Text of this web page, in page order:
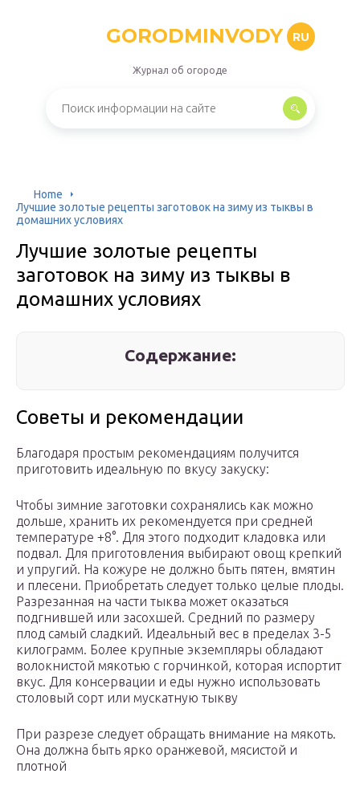
GORODMINVODY RU
Журнал об огороде
Home
Лучшие золотые рецепты заготовок на зиму из тыквы в
домашних условиях
Лучшие золотые рецепты
заготовок на зиму из тыквы в
домашних условиях
Содержание:
Советы и рекомендации
Благодаря простым рекомендациям получится
приготовить идеальную по вкусу закуску:
Чтобы зимние заготовки сохранялись как можно
дольше, хранить их рекомендуется при средней
температуре +8°. Для этого подходит кладовка или
подвал. Для приготовления выбирают овощ крепкий
и упругий. На кожуре не должно быть пятен, вмятин
и плесени. Приобретать следует только целые плоды.
Разрезанная на части тыква может оказаться
подгнившей или засохшей. Средний по размеру
плод самый сладкий. Идеальный вес в пределах 3-5
килограмм. Более крупные экземпляры обладают
волокнистой мякотью с горчинкой, которая испортит
вкус. Для консервации и еды нужно использовать
столовый сорт или мускатную тыкву
При разрезе следует обращать внимание на мякоть.
Она должна быть ярко оранжевой, мясистой и
плотной